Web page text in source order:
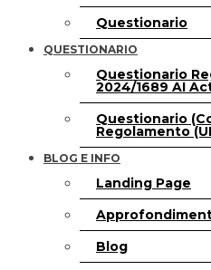
Questionario
QUESTIONARIO
Questionario
2024/1689 AI
Questionario
Regolamento
BLOG E INFO
Landing Page
Blog